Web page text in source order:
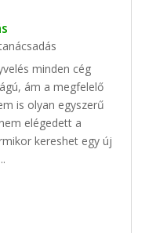
minden cég
ám a megfelelő
is olyan egyszerű
elégedett a
kereshet egy új